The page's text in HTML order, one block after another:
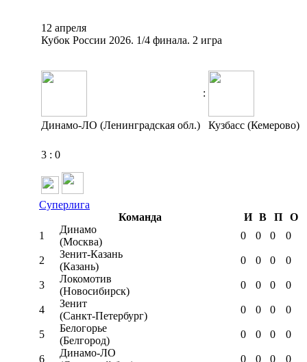
12 апреля
Кубок России 2026. 1/4 финала. 2 игра
:
Динамо-ЛО (Ленинградская обл.) Кузбасс (Кемерово)
3 : 0
Суперлига
Команда
И В П
О
1
Динамо
(Москва)
0 0 0 0
2
Зенит-Казань
(Казань)
0 0 0 0
3
Локомотив
(Новосибирск)
0 0 0 0
4
Зенит
(Санкт-Петербург)
0 0 0 0
5
Белогорье
(Белгород)
0 0 0 0
6
Динамо-ЛО
0 0 0 0